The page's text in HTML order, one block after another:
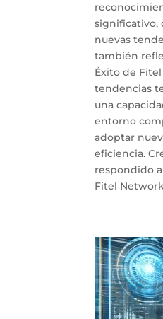
significativo,
nuevas
también
Éxito de
tendencias
una
entorno
adoptar
eficiencia.
respondido
Fitel